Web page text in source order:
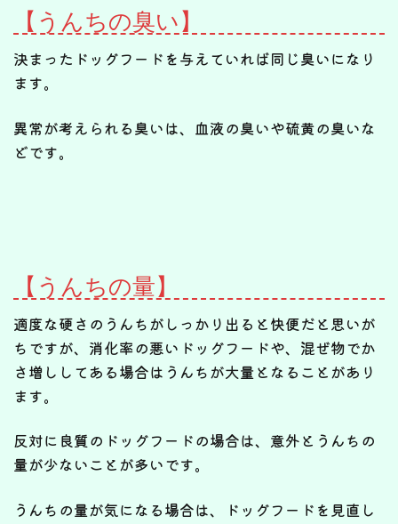
【うんちの臭い】
決まったドッグフードを与えていれば同じ臭いになり
ます。
異常が考えられる臭いは、血液の臭いや硫黄の臭いな
どです。
【うんちの量】
適度な硬さのうんちがしっかり出ると快便だと思いが
ちですが、消化率の悪いドッグフードや、混ぜ物でか
さ増ししてある場合はうんちが大量となることがあり
ます。
反対に良質のドッグフードの場合は、意外とうんちの
量が少ないことが多いです。
うんちの量が気になる場合は、ドッグフードを見直し